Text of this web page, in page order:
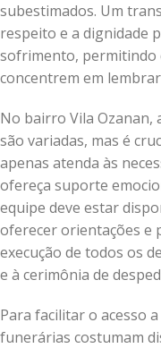
subestimados. Um
respeito e a dignidade
sofrimento, permitindo
concentrem em
No bairro Vila Ozanan,
são variadas, mas é
apenas atenda às
ofereça suporte
equipe deve estar
oferecer orientações e
execução de todos os
e à cerimônia de
Para facilitar o acesso
funerárias costumam